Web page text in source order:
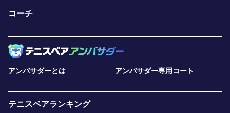
コーチ
アンバサダーとは アンバサダー専用コート
テニスベアランキング